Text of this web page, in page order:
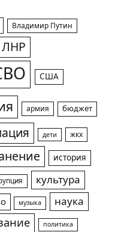
Владимир Путин
ЛНР
США
армия бюджет
дети жкх
история
культура
музыка
наука
политика